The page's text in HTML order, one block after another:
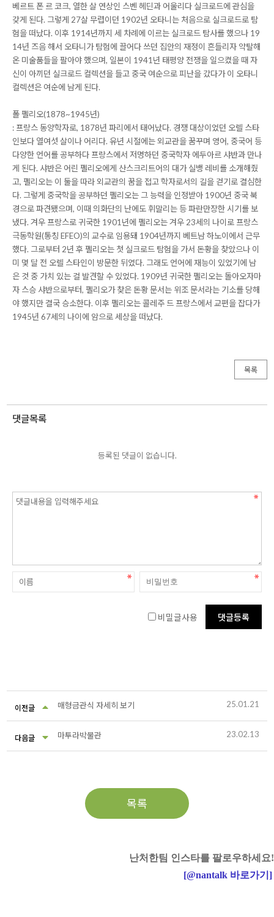
베르트 폰 르 코크, 열한 살 연상인 스벤 헤딘과 어울리다 실크로드에 관심을
갖게 된다. 그렇게 27살 무렵이던 1902년 오타니는 처음으로 실크로드로 탐
험을 떠났다. 이후 1914년까지 세 차례에 이르는 실크로드 탐사를 했으나 19
14년 즈음 해서 오타니가 탐험에 끌어다 쓰던 집안의 재정이 흔들리자 약탈해
온 미술품들을 팔아야 했으며, 일본이 1941년 태평양 전쟁을 일으켰을 때 자
신이 아끼던 실크로드 컬렉션을 들고 중국 여순으로 피난을 갔다가 이 오타니
컬렉션은 여순에 남게 된다.
폴 펠리오(1878~1945년)
: 프랑스 동양학자로, 1878년 파리에서 태어났다. 경쟁 대상이었던 오렐 스타
인보다 열여섯 살이나 어리다. 유년 시절에는 외교관을 꿈꾸며 영어, 중국어 등
다양한 언어를 공부하다 프랑스에서 저명하던 중국학자 에두아르 샤반과 만나
게 된다. 샤반은 어린 펠리오에게 산스크리트어의 대가 실뱅 레비를 소개해줬
고, 펠리오는 이 둘을 따라 외교관의 꿈을 접고 학자로서의 길을 걷기로 결심한
다. 그렇게 중국학을 공부하던 펠리오는 그 능력을 인정받아 1900년 중국 북
경으로 파견됐으며, 이때 의화단의 난에도 휘말리는 등 파란만장한 시기를 보
냈다. 겨우 프랑스로 귀국한 1901년에 펠리오는 겨우 23세의 나이로 프랑스
극동학원(통칭 EFEO)의 교수로 임용돼 1904년까지 베트남 하노이에서 근무
했다. 그로부터 2년 후 펠리오는 첫 실크로드 탐험을 가서 돈황을 찾았으나 이
미 몇 달 전 오렐 스타인이 방문한 뒤였다. 그래도 언어에 재능이 있었기에 남
은 것 중 가치 있는 걸 발견할 수 있었다. 1909년 귀국한 펠리오는 돌아오자마
자 스승 샤반으로부터, 펠리오가 찾은 돈황 문서는 위조 문서라는 기소를 당해
야 했지만 결국 승소한다. 이후 펠리오는 콜레주 드 프랑스에서 교편을 잡다가
1945년 67세의 나이에 암으로 세상을 떠났다.
목록
댓글목록
등록된 댓글이 없습니다.
비밀글사용
이전글 매형금관식 자세히 보기 25.01.21
다음글 마투라박물관 23.02.13
목록
난처한팀 인스타를 팔로우하세요!
[@nantalk 바로가기 ]